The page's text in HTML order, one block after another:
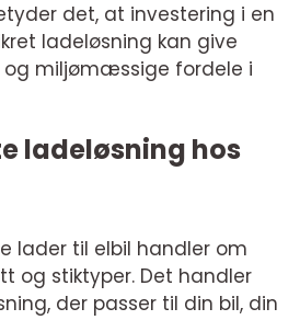
det, at investering i en
ladeløsning kan give
og miljømæssige fordele i
ladeløsning hos
lader til elbil handler om
og stiktyper. Det handler
der passer til din bil, din